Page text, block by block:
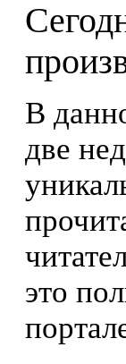
В
две
это